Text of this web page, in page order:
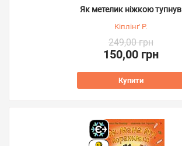
Як метелик ніжкою тупнув
Кіплінґ Р.
249,00 грн
150,00 грн
Купити